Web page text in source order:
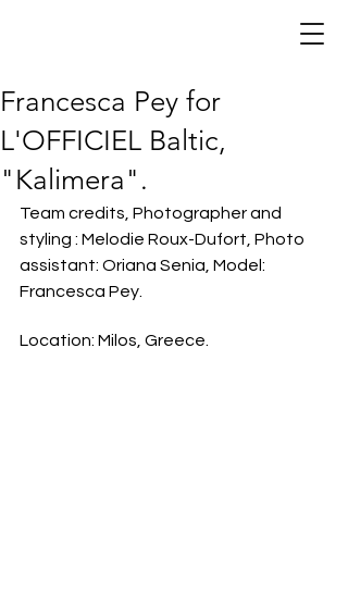
Francesca Pey for
L'OFFICIEL Baltic,
"Kalimera".
Team credits, Photographer and
styling : Melodie Roux-Dufort, Photo
assistant: Oriana Senia, Model:
Francesca Pey.
Location: Milos, Greece.